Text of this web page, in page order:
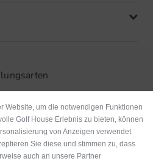
Website, um die notwendigen Funktionen
Golf House Erlebnis zu bieten, können
von Anzeigen verwendet
Sie diese und stimmen zu, dass
auch an unsere Partner